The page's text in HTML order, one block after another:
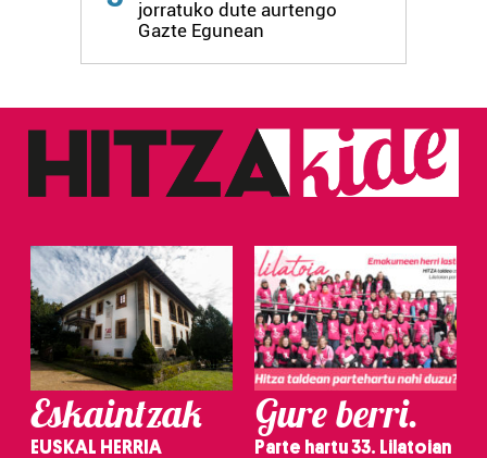
buruzko informazio gehiago eta ezarri zure lehentasunak
datuen atalean. Edozein unetan alda edo ken dezakezu
zure baimena Cookieen adierazpenean.
fitxategiak erabiltzen ditu. Zure esperientzia eta
zerbitzuak hobetzeko asmoz, cookie teknologiaz
baliatzen gara. Ohar hau onartuz gero, teknologia hori
irakurri
jorratuko dute aurtengo
Gazte Egunean
Eskaintzak
EUSKAL HERRIA
Gure berri.
Parte hartu 33. Lilatoian